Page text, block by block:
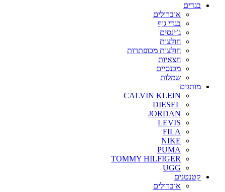
בגדים
אוברולים
בגדי גוף
ג’ינסים
חולצות
חולצות מכופתרות
חצאיות
מכנסיים
שמלות
מותגים
CALVIN KLEIN
DIESEL
JORDAN
LEVIS
FILA
NIKE
PUMA
TOMMY HILFIGER
UGG
קטנטנים
אוברולים